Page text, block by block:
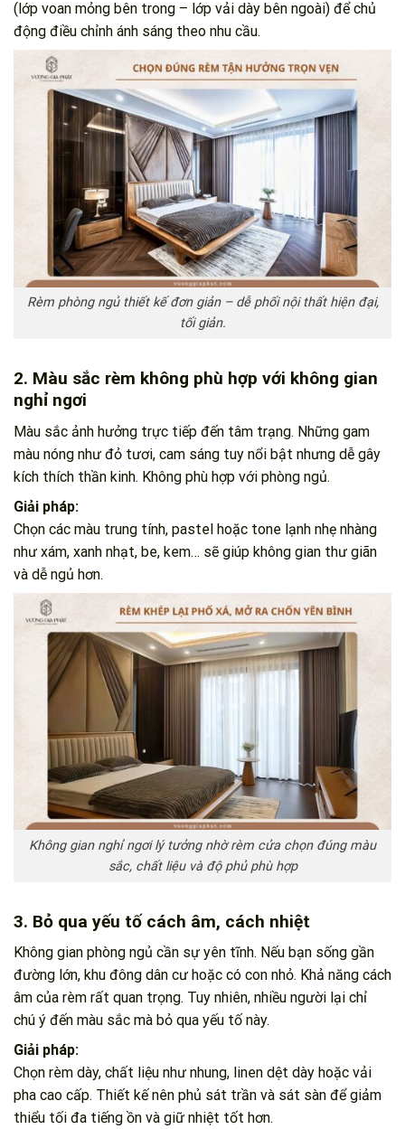
(lớp voan mỏng bên trong – lớp vải dày bên ngoài) để chủ
động điều chỉnh ánh sáng theo nhu cầu.
Rèm phòng ngủ thiết kế đơn giản – dễ phối nội thất hiện đại,
tối giản.
2. Màu sắc rèm không phù hợp với không gian
nghỉ ngơi
Màu sắc ảnh hưởng trực tiếp đến tâm trạng. Những gam
màu nóng như đỏ tươi, cam sáng tuy nổi bật nhưng dễ gây
kích thích thần kinh. Không phù hợp với phòng ngủ.
Giải pháp:
Chọn các màu trung tính, pastel hoặc tone lạnh nhẹ nhàng
như xám, xanh nhạt, be, kem… sẽ giúp không gian thư giãn
và dễ ngủ hơn.
Không gian nghỉ ngơi lý tưởng nhờ rèm cửa chọn đúng màu
sắc, chất liệu và độ phủ phù hợp
3. Bỏ qua yếu tố cách âm, cách nhiệt
Không gian phòng ngủ cần sự yên tĩnh. Nếu bạn sống gần
đường lớn, khu đông dân cư hoặc có con nhỏ. Khả năng cách
âm của rèm rất quan trọng. Tuy nhiên, nhiều người lại chỉ
chú ý đến màu sắc mà bỏ qua yếu tố này.
Giải pháp:
Chọn rèm dày, chất liệu như nhung, linen dệt dày hoặc vải
pha cao cấp. Thiết kế nên phủ sát trần và sát sàn để giảm
thiểu tối đa tiếng ồn và giữ nhiệt tốt hơn.